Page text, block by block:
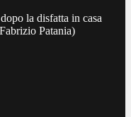
la disfatta in casa
Patania)